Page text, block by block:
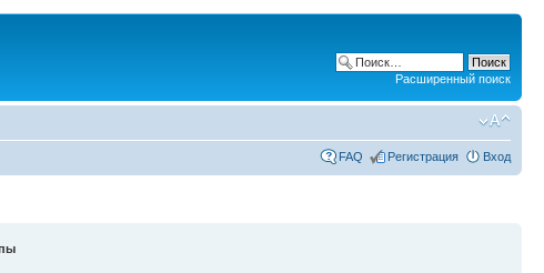
Расширенный поиск
FAQ Регистрация Вход